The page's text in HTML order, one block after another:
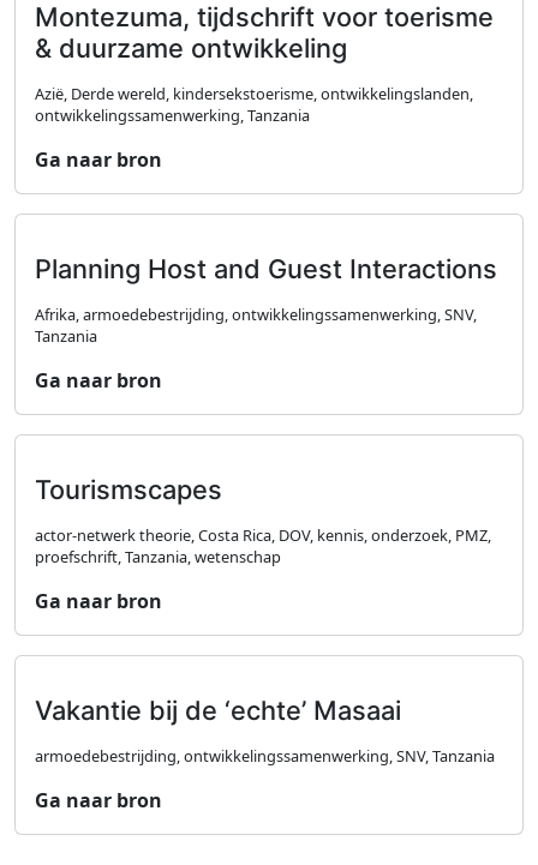
Montezuma, tijdschrift voor toerisme
& duurzame ontwikkeling
Azië, Derde wereld, kindersekstoerisme, ontwikkelingslanden,
ontwikkelingssamenwerking, Tanzania
Ga naar bron
Planning Host and Guest Interactions
Afrika, armoedebestrijding, ontwikkelingssamenwerking, SNV,
Tanzania
Ga naar bron
Tourismscapes
actor-netwerk theorie, Costa Rica, DOV, kennis, onderzoek, PMZ,
proefschrift, Tanzania, wetenschap
Ga naar bron
Vakantie bij de ‘echte’ Masaai
armoedebestrijding, ontwikkelingssamenwerking, SNV, Tanzania
Ga naar bron